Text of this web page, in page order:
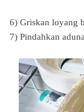
6) Griskan loyang
7) Pindahkan